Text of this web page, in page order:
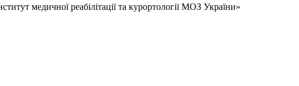
медичної реабілітації та курортології МОЗ України»